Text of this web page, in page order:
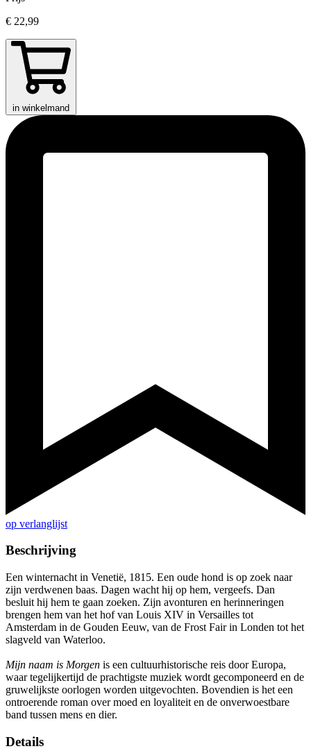
€ 22,99
in winkelmand
op verlanglijst
Beschrijving
Een winternacht in Venetië, 1815. Een oude hond is op zoek naar
zijn verdwenen baas. Dagen wacht hij op hem, vergeefs. Dan
besluit hij hem te gaan zoeken. Zijn avonturen en herinneringen
brengen hem van het hof van Louis XIV in Versailles tot
Amsterdam in de Gouden Eeuw, van de Frost Fair in Londen tot het
slagveld van Waterloo.
Mijn naam is Morgen is een cultuurhistorische reis door Europa,
waar tegelijkertijd de prachtigste muziek wordt gecomponeerd en de
gruwelijkste oorlogen worden uitgevochten. Bovendien is het een
ontroerende roman over moed en loyaliteit en de onverwoestbare
band tussen mens en dier.
Details